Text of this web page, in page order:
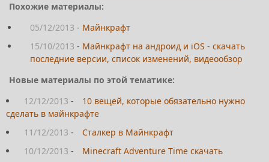
Похожие материалы:
05/12/2013 - Майнкрафт
15/10/2013 - Майнкрафт на андроид и iOS - скачать
последние версии, список изменений, видеообзор
Новые материалы по этой тематике:
12/12/2013 -
10 вещей, которые обязательно нужно
сделать в майнкрафте
11/12/2013 -
Сталкер в Майнкрафт
10/12/2013 -
Minecraft Adventure Time скачать